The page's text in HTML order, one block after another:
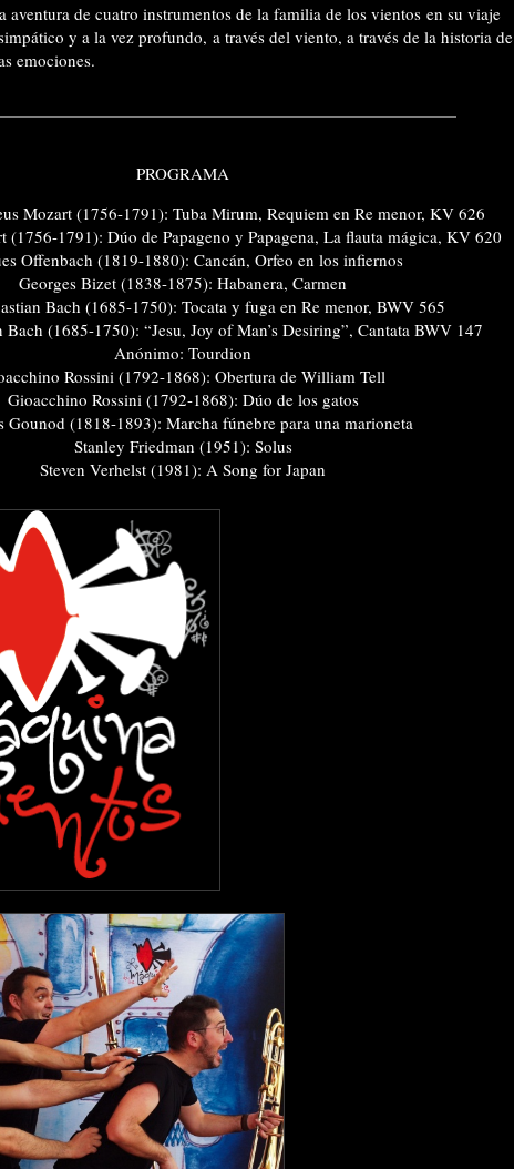
aventura de cuatro instrumentos de la familia de los vientos en su viaje
y a la vez profundo, a través del viento, a través de la historia de
emociones.
PROGRAMA
Mozart (1756-1791): Tuba Mirum, Requiem en Re menor, KV 626
1791): Dúo de Papageno y Papagena, La flauta mágica, KV 620
Offenbach (1819-1880): Cancán, Orfeo en los infiernos
Georges Bizet (1838-1875): Habanera, Carmen
Bach (1685-1750): Tocata y fuga en Re menor, BWV 565
Bach (1685-1750): “Jesu, Joy of Man’s Desiring”, Cantata BWV 147
Anónimo: Tourdion
Rossini (1792-1868): Obertura de William Tell
Gioacchino Rossini (1792-1868): Dúo de los gatos
Gounod (1818-1893): Marcha fúnebre para una marioneta
Stanley Friedman (1951): Solus
Steven Verhelst (1981): A Song for Japan